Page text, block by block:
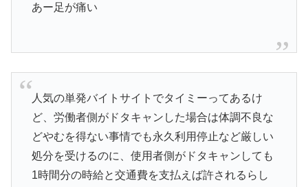
あー足が痛い
人気の単発バイトサイトでタイミーってあるけ
ど、労働者側がドタキャンした場合は体調不良な
どやむを得ない事情でも永久利用停止など厳しい
処分を受けるのに、使用者側がドタキャンしても
1時間分の時給と交通費を支払えば許されるらし